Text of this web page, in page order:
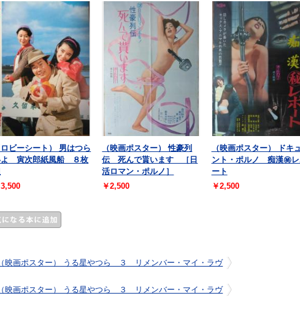
ロビーシート） 男はつら
よ 寅次郎紙風船 ８枚
3,500
（映画ポスター） 性豪列
伝 死んで貰います ［日
活ロマン・ポルノ］
￥2,500
（映画ポスター） ドキ
ント・ポルノ 痴漢㊙
ート
￥2,500
（映画ポスター） うる星やつら ３ リメンバー・マイ・ラヴ
（映画ポスター） うる星やつら ３ リメンバー・マイ・ラヴ